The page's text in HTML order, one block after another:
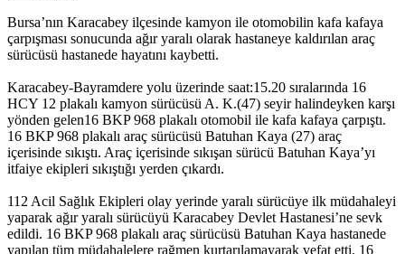
Bursa’nın Karacabey ilçesinde kamyon ile otomobilin kafa kafaya
çarpışması sonucunda ağır yaralı olarak hastaneye kaldırılan araç
sürücüsü hastanede hayatını kaybetti.
Karacabey-Bayramdere yolu üzerinde saat:15.20 sıralarında 16
HCY 12 plakalı kamyon sürücüsü A. K.(47) seyir halindeyken karşı
yönden gelen16 BKP 968 plakalı otomobil ile kafa kafaya çarpıştı.
16 BKP 968 plakalı araç sürücüsü Batuhan Kaya (27) araç
içerisinde sıkıştı. Araç içerisinde sıkışan sürücü Batuhan Kaya’yı
itfaiye ekipleri sıkıştığı yerden çıkardı.
112 Acil Sağlık Ekipleri olay yerinde yaralı sürücüye ilk müdahaleyi
yaparak ağır yaralı sürücüyü Karacabey Devlet Hastanesi’ne sevk
edildi. 16 BKP 968 plakalı araç sürücüsü Batuhan Kaya hastanede
yapılan tüm müdahalelere rağmen kurtarılamayarak vefat etti. 16